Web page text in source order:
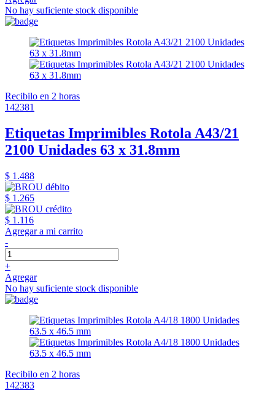
No hay suficiente stock disponible
Recibilo en 2 horas
142381
Etiquetas Imprimibles Rotola A43/21
2100 Unidades 63 x 31.8mm
$ 1.488
$ 1.265
$ 1.116
Agregar a mi carrito
-
+
Agregar
No hay suficiente stock disponible
Recibilo en 2 horas
142383